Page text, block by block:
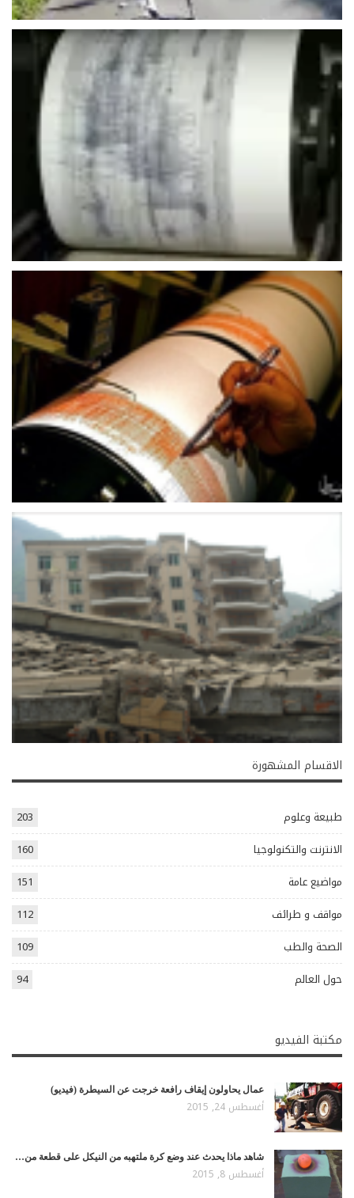
الاقسام المشهورة
طبيعة وعلوم
203
الانترنت والتكنولوجيا
160
مواضيع عامة
151
مواقف و طرائف
112
الصحة والطب
109
حول العالم
94
مكتبة الفيديو
عمال يحاولون إيقاف رافعة خرجت عن السيطرة (فيديو)
أغسطس 24, 2015
شاهد ماذا يحدث عند وضع كرة ملتهبه من النيكل على قطعة من…
أغسطس 8, 2015